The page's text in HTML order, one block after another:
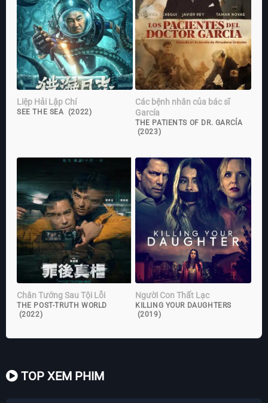
Liệp Hải Lập Chí
SEE THE SEA (2022)
Các bệnh nhân của bác sĩ
García
THE PATIENTS OF DR. GARCÍA
(2023)
Chân Tướng Sau Tội Lỗi
THE POST-TRUTH WORLD
(2022)
Người Con Thất Lạc
KILLING YOUR DAUGHTERS
(2019)
TOP XEM PHIM